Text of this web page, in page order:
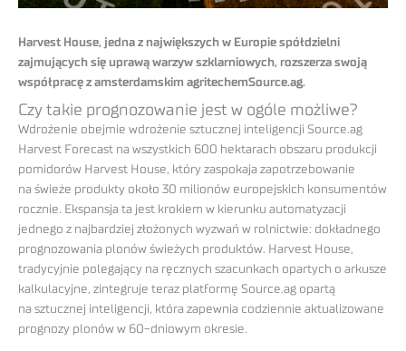
Harvest House, jedna z największych w Europie spółdzielni
zajmujących się uprawą warzyw szklarniowych, rozszerza swoją
współpracę z amsterdamskim agritechemSource.ag.
Czy takie prognozowanie jest w ogóle możliwe?
Wdrożenie obejmie wdrożenie sztucznej inteligencji Source.ag
Harvest Forecast na wszystkich 600 hektarach obszaru produkcji
pomidorów Harvest House, który zaspokaja zapotrzebowanie
na świeże produkty około 30 milionów europejskich konsumentów
rocznie. Ekspansja ta jest krokiem w kierunku automatyzacji
jednego z najbardziej złożonych wyzwań w rolnictwie: dokładnego
prognozowania plonów świeżych produktów. Harvest House,
tradycyjnie polegający na ręcznych szacunkach opartych o arkusze
kalkulacyjne, zintegruje teraz platformę Source.ag opartą
na sztucznej inteligencji, która zapewnia codziennie aktualizowane
prognozy plonów w 60-dniowym okresie.